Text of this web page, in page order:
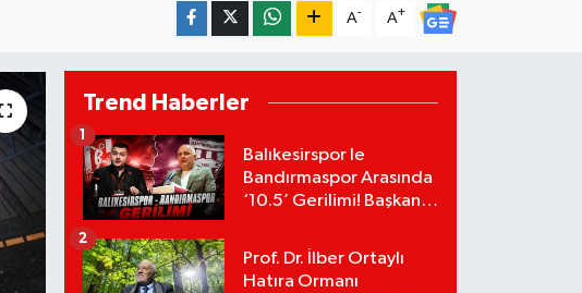
A- A+
Trend Haberler
Balıkesirspor le
Bandırmaspor Arasında
‘10.5’ Gerilimi! Başkan
Murat Karakoyun'a Sert
Tepki!
1
Prof. Dr. İlber Ortaylı
Hatıra Ormanı
2